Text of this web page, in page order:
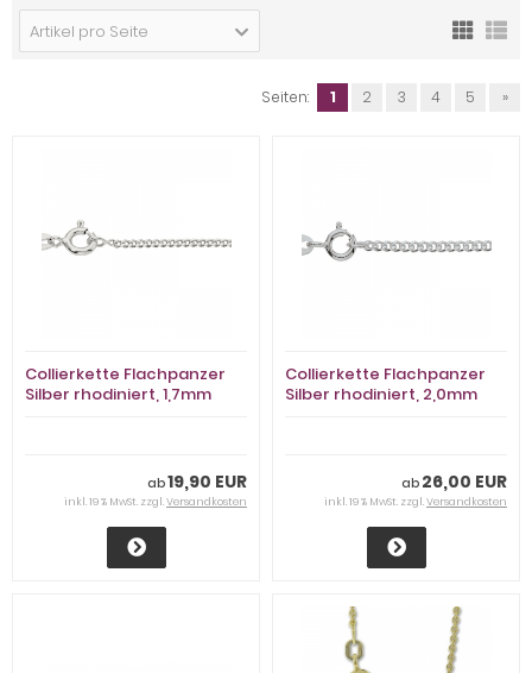
Artikel pro Seite
Seiten: 1 2 3 4 5 »
Collierkette Flachpanzer
Silber rhodiniert, 1,7mm
ab19,90 EUR
inkl. 19 % MwSt. zzgl.Versandkosten
Collierkette Flachpanzer
Silber rhodiniert, 2,0mm
ab 26,00 EUR
inkl. 19 % MwSt. zzgl.Versandkosten